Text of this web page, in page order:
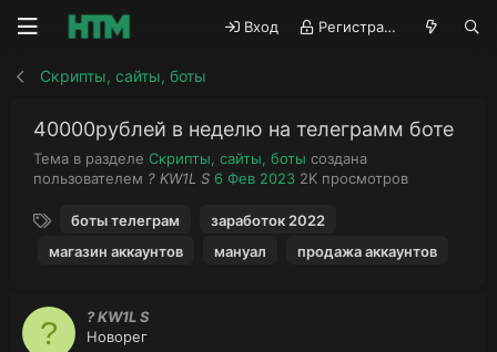
Вход Регистрация
Скрипты, сайты, боты
40000рублей в неделю на телеграмм боте
Тема в разделе Скрипты, сайты, боты создана
пользователем А
т
р
м
ы
? KW1L S Д
т
н
6 Фев 2023 П
о
м
2K просмотров
г
боты телеграм
заработок 2022
магазин аккаунтов
мануал продажа аккаунтов
?
? KW1L S
Новорег